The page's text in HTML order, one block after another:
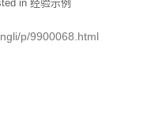
in 经验示例
p/9900068.html